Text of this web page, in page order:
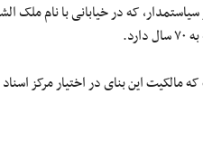
که در خیابانی با نام ملک
این بنای در اختیار مرکز